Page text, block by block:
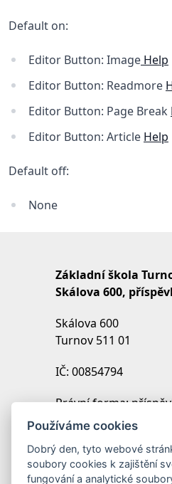
Default on:
Editor Button: Image Help
Editor Button: Readmore
Editor Button: Page Break
Editor Button: Article Help
Default off:
None
Základní škola
Skálova 600,
Skálova 600
Turnov 511 01
IČ: 00854794
Právní forma:
IZO: 102454027
Zřizovatel: Město
Používáme cookies
Dobrý den, tyto webové
soubory cookies k zajištění
fungování a analytické